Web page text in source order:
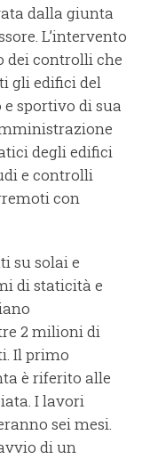
dalla giunta
L’intervento
dei controlli che
gli edifici del
sportivo di sua
degli edifici
e controlli
con
su solai e
di staticità e
2 milioni di
Il primo
è riferito alle
I lavori
sei mesi.
di un